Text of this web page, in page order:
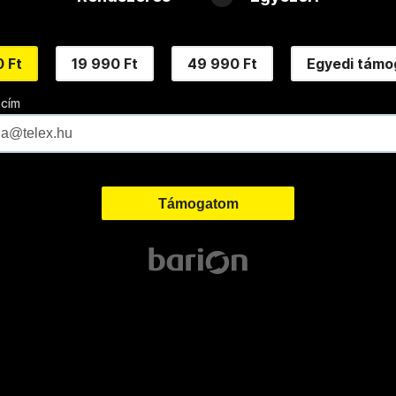
Ft 19 990 Ft 49 990 Ft Egyedi